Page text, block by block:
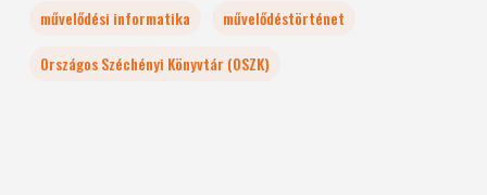
művelődési informatika
művelődéstörténet
Országos Széchényi Könyvtár (OSZK)